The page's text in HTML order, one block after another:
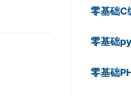
零基础C
零基础
零基础